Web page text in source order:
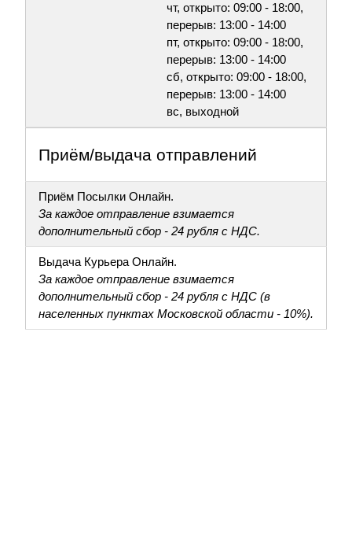
чт, открыто: 09:00 - 18:00,
перерыв: 13:00 - 14:00
пт, открыто: 09:00 - 18:00,
перерыв: 13:00 - 14:00
сб, открыто: 09:00 - 18:00,
перерыв: 13:00 - 14:00
вс, выходной
Приём/выдача отправлений
Приём Посылки Онлайн.
За каждое отправление взимается
дополнительный сбор - 24 рубля с НДС.
Выдача Курьера Онлайн.
За каждое отправление взимается
дополнительный сбор - 24 рубля с НДС (в
населенных пунктах Московской области - 10%).